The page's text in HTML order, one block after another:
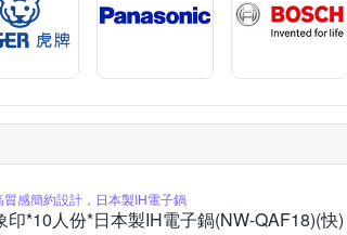
質感簡約設計，日本製IH電子鍋
印*10人份*日本製IH電子鍋(NW-QAF18)(快)